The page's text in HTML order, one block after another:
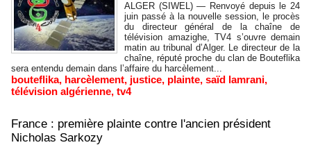
ALGER (SIWEL) — Renvoyé depuis le 24
juin passé à la nouvelle session, le procès
du directeur général de la chaîne de
télévision amazighe, TV4 s’ouvre demain
matin au tribunal d’Alger. Le directeur de la
chaîne, réputé proche du clan de Bouteflika
sera entendu demain dans l’affaire du harcèlement...
bouteflika, harcèlement, justice, plainte, saïd lamrani,
télévision algérienne, tv4
France : première plainte contre l'ancien président
Nicholas Sarkozy